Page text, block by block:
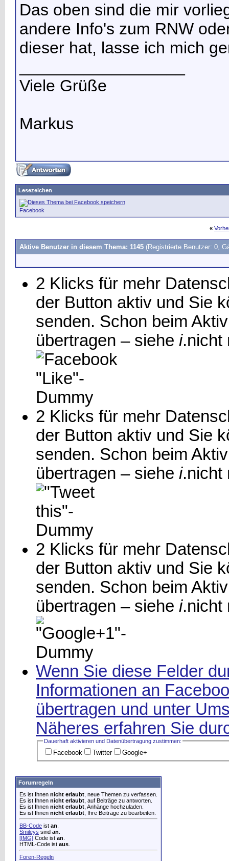
Das oben sind die mir
andere Info's zum RNW
dieser hat, lasse ich mich
Viele Grüße
Markus
Lesezeichen
Facebook
«
Aktive Benutzer in diesem Thema: 1145 (Registrierte Benutzer: 0,
2 Klicks für mehr
der Button aktiv und Sie
senden. Schon beim
übertragen – siehe i.nicht
2 Klicks für mehr
der Button aktiv und Sie
senden. Schon beim
übertragen – siehe i.nicht
2 Klicks für mehr
der Button aktiv und Sie
senden. Schon beim
übertragen – siehe i.nicht
Wenn Sie diese Felder
Informationen an
übertragen und unter
Näheres erfahren Sie
Dauerhaft aktivieren und Datenüber­tragung zustimmen:
Facebook Twitter Google+
Forumregeln
Es ist Ihnen nicht erlaubt , neue Themen zu verfassen.
Es ist Ihnen nicht erlaubt , auf Beiträge zu antworten.
Es ist Ihnen nicht erlaubt , Anhänge hochzuladen.
Es ist Ihnen nicht erlaubt , Ihre Beiträge zu bearbeiten.
BB-Code ist an
Smileys sind an
[IMG] Code ist an
HTML-Code ist aus
Foren-Regeln